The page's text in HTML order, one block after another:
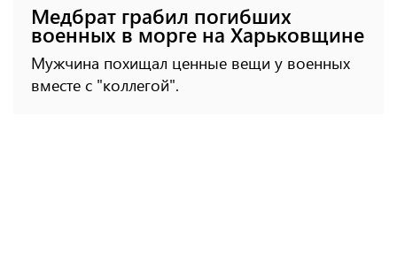
Медбрат грабил погибших
военных в морге на Харьковщине
Мужчина похищал ценные вещи у военных
вместе с "коллегой".